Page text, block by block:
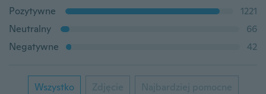
Pozytywne
1221
Neutralny
66
Negatywne
42
Wszystko Zdjęcie Najbardziej pomocne